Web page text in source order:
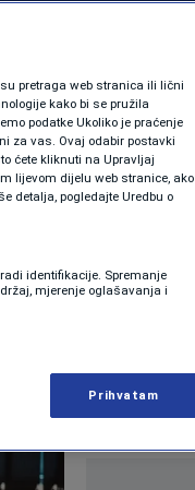
pretraga web stranica ili lični
kako bi se pružila
podatke Ukoliko je praćenje
za vas. Ovaj odabir postavki
ćete kliknuti na Upravljaj
lijevom dijelu web stranice, ako
detalja, pogledajte Uredbu o
identifikacije. Spremanje
mjerenje oglašavanja i
Prihvatam